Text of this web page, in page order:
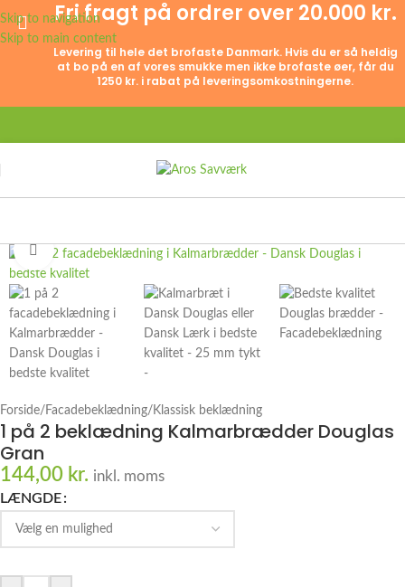
Skip to navigation
Skip to main content
Fri fragt på ordrer over 20.000 kr.
Levering til hele det brofaste Danmark. Hvis du er så heldig
at bo på en af vores smukke men ikke brofaste øer, får du
1250 kr. i rabat på leveringsomkostningerne.
Click to enlarge
Forside/ Facadebeklædning/ Klassisk beklædning
1 på 2 beklædning Kalmarbrædder Douglas
Gran
144,00 kr. inkl. moms
LÆNGDE